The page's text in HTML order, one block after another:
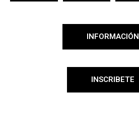
INFORMACIÓN
INSCRIBETE